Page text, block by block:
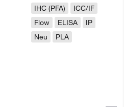
IHC (PFA)
ICC/IF
Flow
ELISA
IP
Neu
PLA